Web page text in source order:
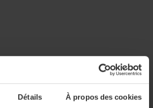
Détails À propos des cookies